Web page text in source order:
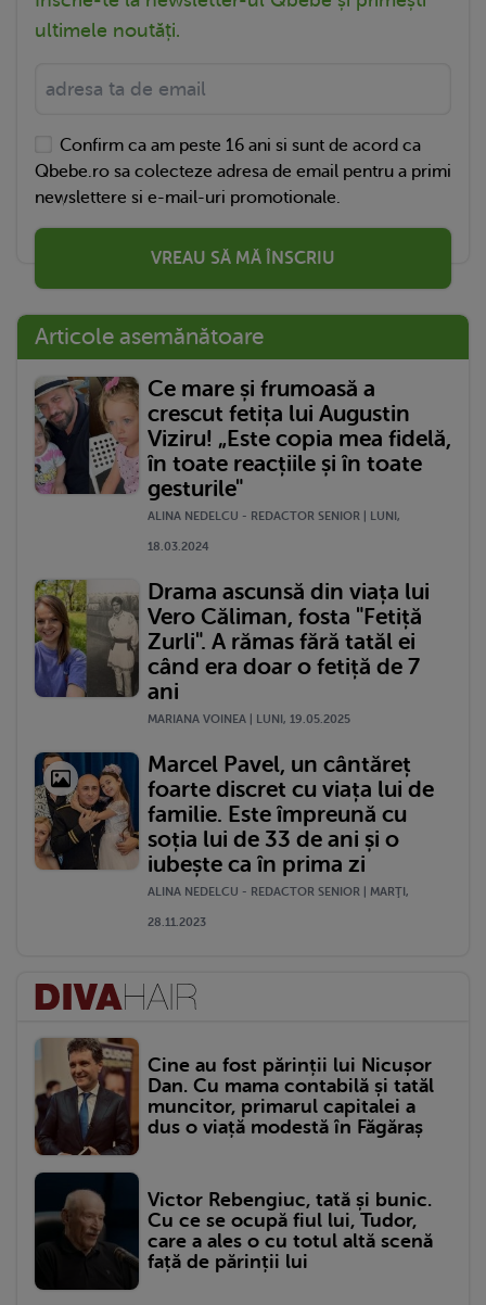
ultimele noutăți.
Confirm ca am peste 16 ani si sunt de acord ca
Qbebe.ro sa colecteze adresa de email pentru a primi
newslettere si e-mail-uri promotionale.
VREAU SĂ MĂ ÎNSCRIU
Articole asemănătoare
Ce mare și frumoasă a
crescut fetița lui Augustin
Viziru! „Este copia mea fidelă,
în toate reacțiile și în toate
gesturile"
ALINA NEDELCU - REDACTOR SENIOR | LUNI,
18.03.2024
Drama ascunsă din viața lui
Vero Căliman, fosta "Fetiță
Zurli". A rămas fără tatăl ei
când era doar o fetiță de 7
ani
MARIANA VOINEA | LUNI, 19.05.2025
Marcel Pavel, un cântăreț
foarte discret cu viața lui de
familie. Este împreună cu
soția lui de 33 de ani și o
iubește ca în prima zi
ALINA NEDELCU - REDACTOR SENIOR | MARŢI,
28.11.2023
Cine au fost părinții lui Nicușor
Dan. Cu mama contabilă și tatăl
muncitor, primarul capitalei a
dus o viață modestă în Făgăraș
Victor Rebengiuc, tată și bunic.
Cu ce se ocupă fiul lui, Tudor,
care a ales o cu totul altă scenă
față de părinții lui